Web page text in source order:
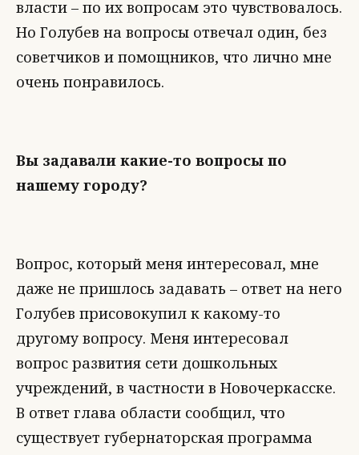
власти – по их вопросам это чувствовалось.
Но Голубев на вопросы отвечал один, без
советчиков и помощников, что лично мне
очень понравилось.
Вы задавали какие-то вопросы по
нашему городу?
Вопрос, который меня интересовал, мне
даже не пришлось задавать – ответ на него
Голубев присовокупил к какому-то
другому вопросу. Меня интересовал
вопрос развития сети дошкольных
учреждений, в частности в Новочеркасске.
В ответ глава области сообщил, что
существует губернаторская программа